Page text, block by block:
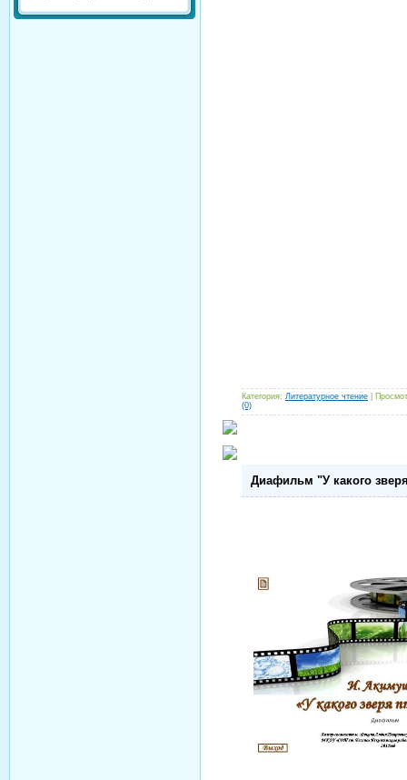
Категория: Литературное чтение |
(0)
Диафильм "У какого